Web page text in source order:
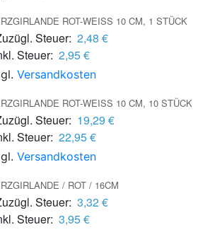
ROT-WEISS 10 CM, 1 STÜCK
Steuer: 2,48 €
Steuer: 2,95 €
Versandkosten
ROT-WEISS 10 CM, 10 STÜCK
Steuer: 19,29 €
Steuer: 22,95 €
Versandkosten
/ ROT / 16CM
Steuer: 3,32 €
Steuer: 3,95 €